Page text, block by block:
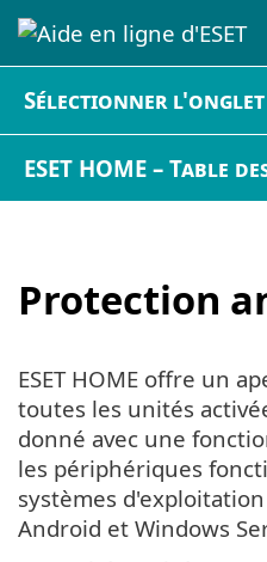
Sélectionner l'onglet
ESET HOME – Table
Protection
ESET HOME offre un
toutes les unités
donné avec une
les périphériques
systèmes
Android et Windows